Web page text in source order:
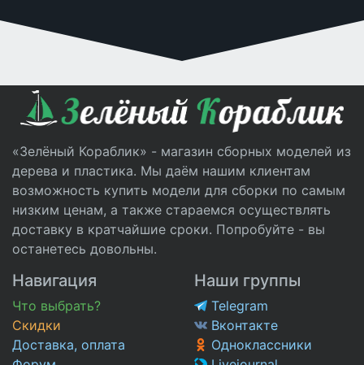
«Зелёный Кораблик» - магазин сборных моделей из
дерева и пластика. Мы даём нашим клиентам
возможность купить модели для сборки по самым
низким ценам, а также стараемся осуществлять
доставку в кратчайшие сроки. Попробуйте - вы
останетесь довольны.
Навигация
Что выбрать?
Скидки
Доставка, оплата
Наши группы
Telegram
Вконтакте
Одноклассники